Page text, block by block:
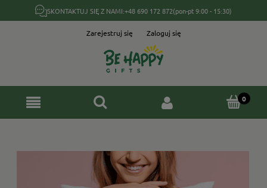
SKONTAKTUJ SIĘ Z NAMI:+48 690 172 872(pon-pt 9:00 - 15:30)
Zarejestruj się Zaloguj się